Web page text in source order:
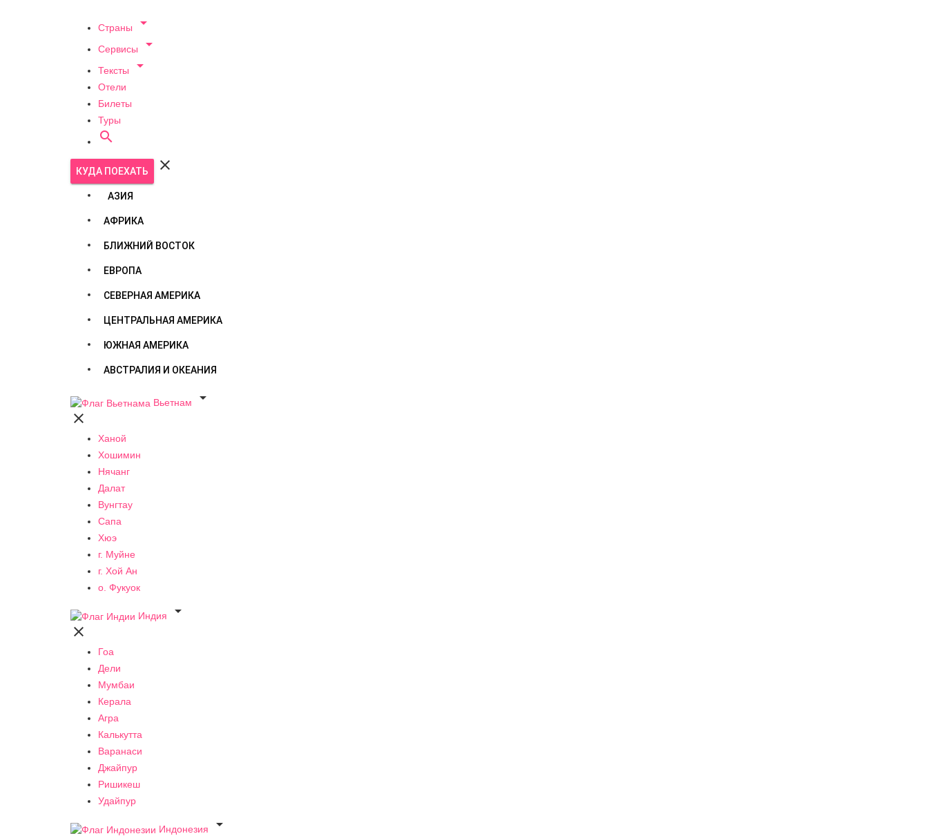
Страны 
Сервисы 
Тексты 
Отели
Билеты
Туры

КУДА ПОЕХАТЬ 
АЗИЯ
АФРИКА
БЛИЖНИЙ ВОСТОК
ЕВРОПА
СЕВЕРНАЯ АМЕРИКА
ЦЕНТРАЛЬНАЯ АМЕРИКА
ЮЖНАЯ АМЕРИКА
АВСТРАЛИЯ И ОКЕАНИЯ
Вьетнам


Ханой
Хошимин
Нячанг
Далат
Вунгтау
Сапа
Хюэ
г. Муйне
г. Хой Ан
о. Фукуок
Индия


Гоа
Дели
Мумбаи
Керала
Агра
Калькутта
Варанаси
Джайпур
Ришикеш
Удайпур
Индонезия
